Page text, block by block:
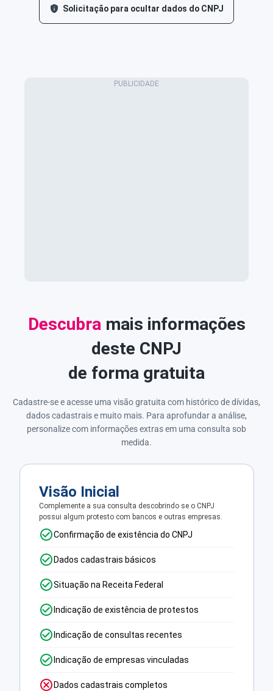
Solicitação para ocultar dados do CNPJ
Descubra mais informações
deste CNPJ
de forma gratuita
Cadastre-se e acesse uma visão gratuita com histórico de dívidas,
dados cadastrais e muito mais. Para aprofundar a análise,
personalize com informações extras em uma consulta sob
medida.
Visão Inicial
Complemente a sua consulta descobrindo se o CNPJ
possui algum protesto com bancos e outras empresas.
Confirmação de existência do CNPJ
Dados cadastrais básicos
Situação na Receita Federal
Indicação de existência de protestos
Indicação de consultas recentes
Indicação de empresas vinculadas
Dados cadastrais completos